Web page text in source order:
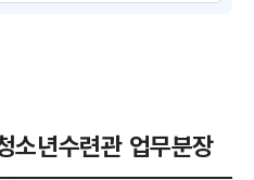
소년수련관 업무분장